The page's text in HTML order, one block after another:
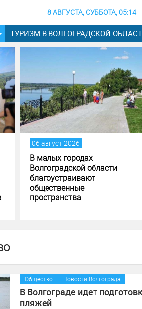
8 АВГУСТА, СУББОТА, 05:14
ТУРИЗМ В ВОЛГОГРАДСКОЙ
06 август 2026
В малых городах
Волгоградской области
благоустраивают
общественные
пространства
Общество Новости Волгограда
В Волгограде идет
пляжей